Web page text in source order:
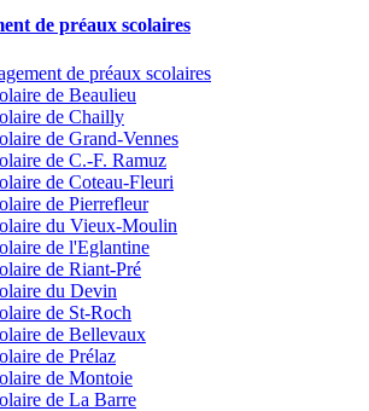
de préaux scolaires
de préaux scolaires
de Beaulieu
de Chailly
de Grand-Vennes
de C.-F. Ramuz
de Coteau-Fleuri
de Pierrefleur
du Vieux-Moulin
de l'Eglantine
de Riant-Pré
du Devin
de St-Roch
de Bellevaux
de Prélaz
de Montoie
de La Barre